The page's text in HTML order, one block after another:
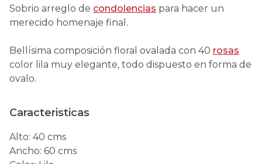
Sobrio arreglo de condolencias para hacer un
merecido homenaje final.
Bellísima composición floral ovalada con 40 rosas
color lila muy elegante, todo dispuesto en forma de
ovalo.
Caracteristicas
Alto: 40 cms
Ancho: 60 cms